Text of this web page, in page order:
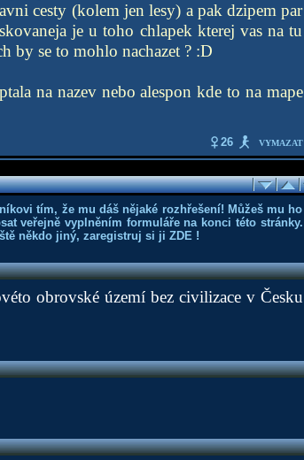
cesty (kolem jen lesy) a pak dzipem par
je u toho chlapek kterej vas na tu
by se to mohlo nachazet ? :D
na nazev nebo alespon kde to na mape
26 VYMAZAT
tím, že mu dáš nějaké rozhřešení! Můžeš mu ho
veřejně vyplněním formuláře na konci této stránky.
někdo jiný, zaregistruj si ji ZDE!
obrovské území bez civilizace v Česku